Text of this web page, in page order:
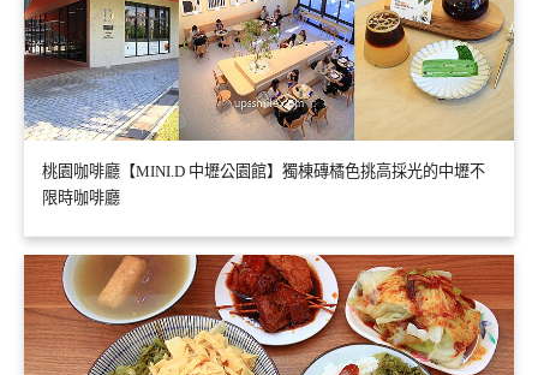
桃園咖啡廳【MINI.D 中壢公園館】獨棟磚橘色挑高採光的中壢不
限時咖啡廳